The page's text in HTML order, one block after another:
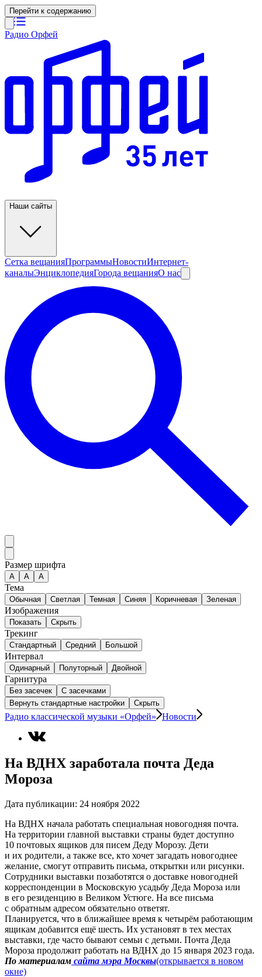
Перейти к содержанию
Радио Орфей
Наши сайты
Сетка вещанияПрограммыНовостиИнтернет-
каналыЭнциклопедияГорода вещанияО нас
Размер шрифта
А A A
Тема
Обычная Светлая Темная Синяя Коричневая Зеленая
Изображения
Показать Скрыть
Трекинг
Стандартный Средний Большой
Интервал
Одинарный Полуторный Двойной
Гарнитура
Без засечек
С засечками
Вернуть стандартные настройки
Скрыть
Радио классической музыки «Орфей» Новости
На ВДНХ заработала почта Деда
Мороза
Дата публикации: 24 ноября 2022
На ВДНХ начала работать специальная новогодняя почта.
На территории главной выставки страны будет доступно
10 почтовых ящиков для писем Деду Морозу. Дети
и их родители, а также все, кто хочет загадать новогоднее
желание, смогут отправить письма, открытки или рисунки.
Сотрудники выставки позаботятся о доставке новогодней
корреспонденции в Московскую усадьбу Деда Мороза или
в его резиденцию в Великом Устюге. На все письма
с обратным адресом обязательно ответят.
Планируется, что в ближайшее время к четырём работающим
ящикам добавится ещё шесть. Их установят в тех местах
выставки, где часто бывают семьи с детьми. Почта Деда
Мороза продолжит работать на ВДНХ до 15 января 2023 года.
По материалам сайта мэра Москвы(открывается в новом
окне)